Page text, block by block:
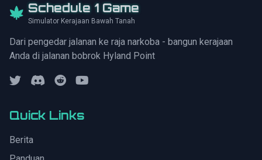
Schedule 1 Game
Simulator Kerajaan Bawah Tanah
Dari pengedar jalanan ke raja narkoba - bangun kerajaan
Anda di jalanan bobrok Hyland Point
Quick Links
Berita